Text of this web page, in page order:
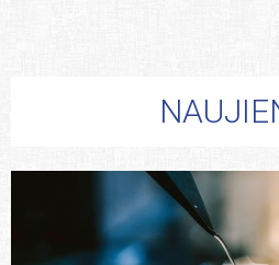
Leidiniai